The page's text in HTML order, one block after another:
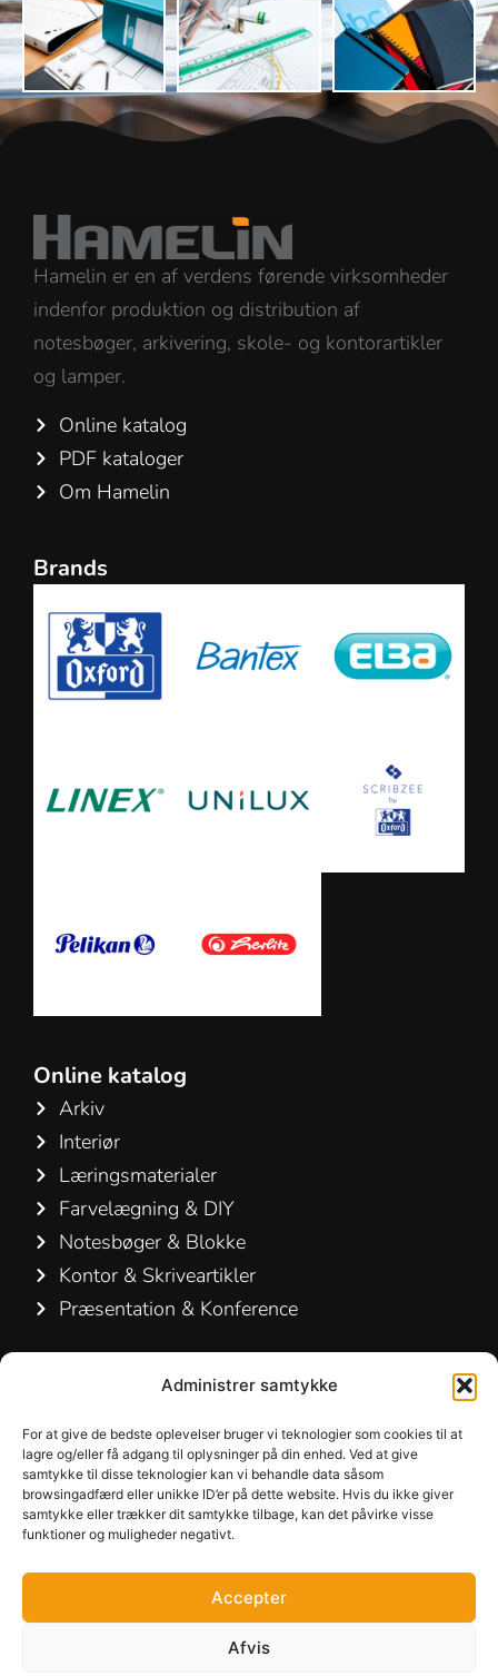
Administrer samtykke
For at give de bedste oplevelser bruger vi teknologier som cookies til at
lagre og/eller få adgang til oplysninger på din enhed. Ved at give
samtykke til disse teknologier kan vi behandle data såsom
browsingadfærd eller unikke ID’er på dette website. Hvis du ikke giver
samtykke eller trækker dit samtykke tilbage, kan det påvirke visse
funktioner og muligheder negativt.
Accepter
Afvis
Hamelin er en af verdens førende virksomheder
indenfor produktion og distribution af
notesbøger, arkivering, skole- og kontorartikler
og lamper.
Online katalog
PDF kataloger
Om Hamelin
Brands
Online katalog
Arkiv
Interiør
Læringsmaterialer
Farvelægning & DIY
Notesbøger & Blokke
Kontor & Skriveartikler
Præsentation & Konference
Hirsemarken 5, st. th.
3520 Farum
Danmark
+45 48 16 50 00
info-dk@hamelinbrands.com